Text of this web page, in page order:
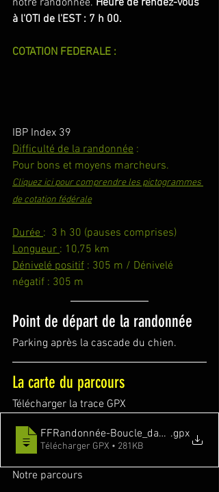
notre randonnée. Heure de rendez-vous
à l'OTI de l'EST : 7 h 00.
COTATION FEDERALE :
IBP Index 39
Difficulté de la randonnée :
Pour bons et moyens marcheurs.
Cliquez ici pour comprendre les pictogrammes
de cotation fédérale
Durée :  3 h 30 (pauses comprises)
Longueur : 10,75 km
Dénivelé positif : 305 m / Dénivelé
négatif : 305 m
Point de départ de la randonnée
Parking après la cascade du chien.
La carte du parcours
Télécharger la trace GPX
FFRandonnée- .gpx
Télécharger GPX • 281KB
Notre parcours